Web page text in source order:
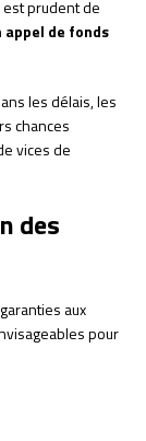
est prudent de
appel de fonds
les délais, les
chances
vices de
des
aux
pour